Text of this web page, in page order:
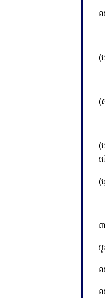
(
(
(
(
អូ